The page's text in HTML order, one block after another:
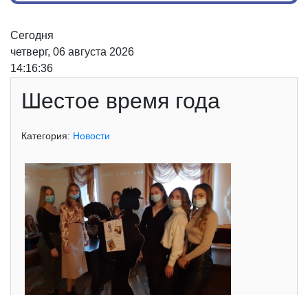
Сегодня
четверг, 06 августа 2026
14:16:36
Шестое время года
Категория: Новости